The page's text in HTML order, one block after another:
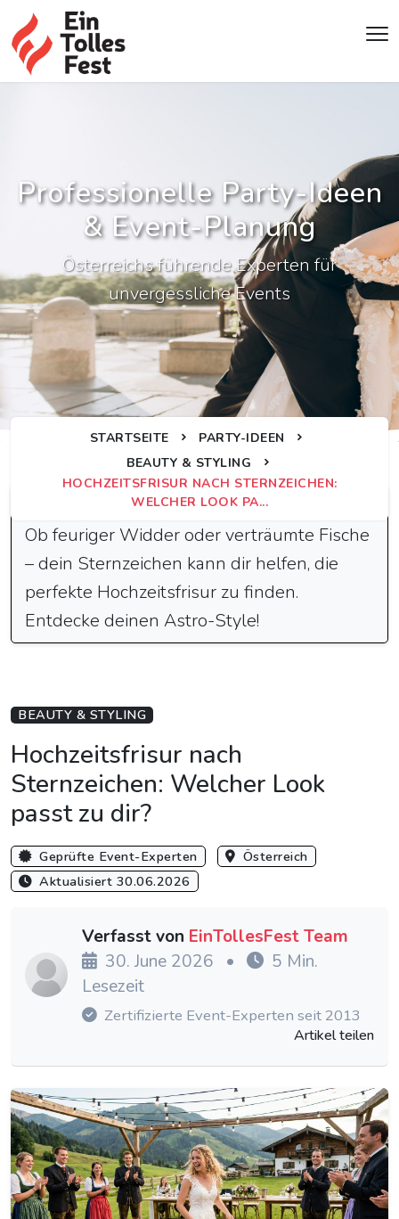
Professionelle Party-Ideen
& Event-Planung
Österreichs führende Experten für
unvergessliche Events
STARTSEITE
PARTY-IDEEN
BEAUTY & STYLING
HOCHZEITSFRISUR NACH STERNZEICHEN:
WELCHER LOOK PA...
Schnelle Antwort
Ob feuriger Widder oder verträumte Fische
– dein Sternzeichen kann dir helfen, die
perfekte Hochzeitsfrisur zu finden.
Entdecke deinen Astro-Style!
BEAUTY & STYLING
Hochzeitsfrisur nach
Sternzeichen: Welcher Look
passt zu dir?
Geprüfte Event-Experten
Österreich
Aktualisiert 30.06.2026
Verfasst von EinTollesFest Team
30. June 2026
•
5 Min.
Lesezeit
Zertifizierte Event-Experten seit 2013
Artikel teilen